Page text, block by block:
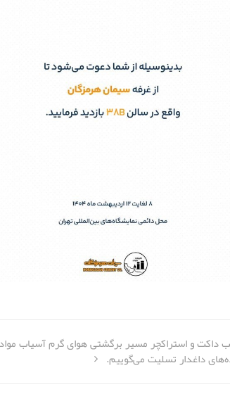
و استراکچر مسیر برگشتی هوای گرم آسیاب مواد
داغدار تسلیت می‌گوییم.